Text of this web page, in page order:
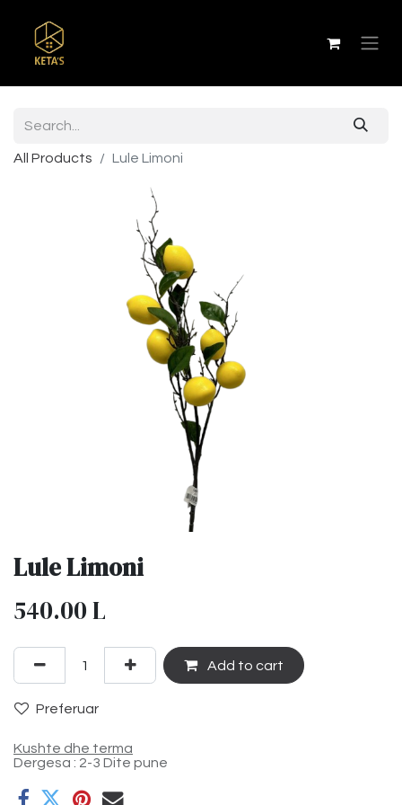
All Products Lule Limoni
Lule Limoni
540.00L
Add to cart
Preferuar
Kushte dhe terma
Dergesa : 2-3 Dite pune